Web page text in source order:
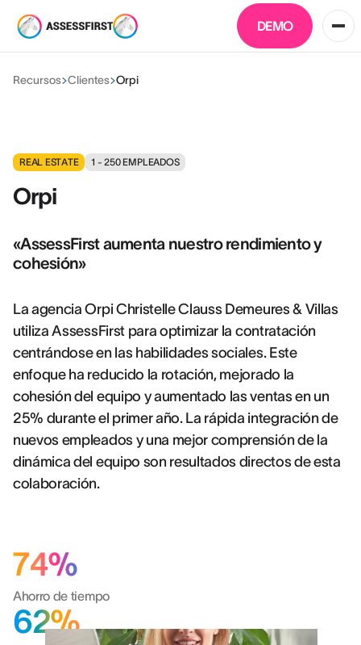
DEMO
Recursos Clientes Orpi
REAL ESTATE 1 - 250 EMPLEADOS
Orpi
«AssessFirst aumenta nuestro rendimiento y
cohesión»
La agencia Orpi Christelle Clauss Demeures & Villas
utiliza AssessFirst para optimizar la contratación
centrándose en las habilidades sociales. Este
enfoque ha reducido la rotación, mejorado la
cohesión del equipo y aumentado las ventas en un
25% durante el primer año. La rápida integración de
nuevos empleados y una mejor comprensión de la
dinámica del equipo son resultados directos de esta
colaboración.
74%
Ahorro de tiempo
62%